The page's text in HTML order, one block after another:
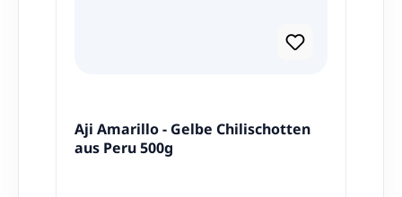
Aji Amarillo - Gelbe Chilischotten
aus Peru 500g